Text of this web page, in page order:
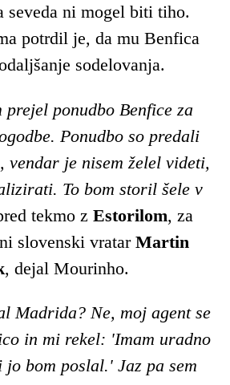
seveda ni mogel biti tiho.
potrdil je, da mu Benfica
sodelovanja.
prejel ponudbo Benfice za
Ponudbo so predali
vendar je nisem želel videti,
To bom storil šele v
tekmo z Estorilom, za
slovenski vratarMartin
, dejal Mourinho.
Madrida? Ne, moj agent se
in mi rekel: 'Imam uradno
bom poslal.' Jaz pa sem